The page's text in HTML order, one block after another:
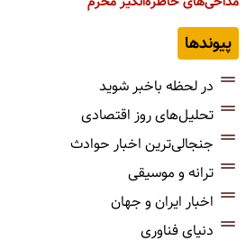
پیوندها
در لحظه باخبر شوید
تحلیل‌های روز اقتصادی
جنجالی‌ترین اخبار حوادث
ترانه و موسیقی
اخبار ایران و جهان
دنیای فناوری